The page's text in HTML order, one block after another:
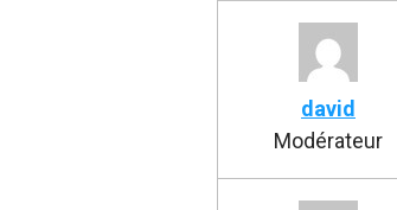
david
Modérateur